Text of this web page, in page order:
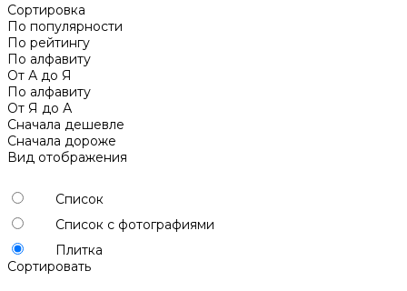
Сортировка
По популярности
По рейтингу
По алфавиту
От А до Я
По алфавиту
От Я до А
Сначала дешевле
Сначала дороже
Вид отображения
Список
Список с фотографиями
Плитка
Сортировать